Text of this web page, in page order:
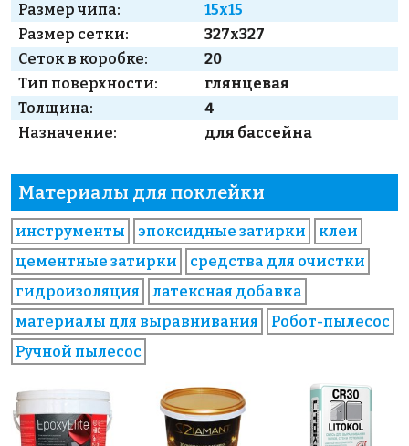
Размер чипа:
15x15
Размер сетки:
327x327
Сеток в коробке:
20
Тип поверхности:
глянцевая
Толщина:
4
Назначение:
для бассейна
Материалы для поклейки
инструменты эпоксидные затирки
клеи
цементные затирки
средства для очистки
гидроизоляция
латексная добавка
материалы для выравнивания
Робот-пылесос
Ручной пылесос